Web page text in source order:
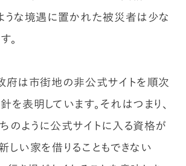
うな境遇に置かれた被災者は少な
。
府は市街地の非公式サイトを順次
を表明しています。それはつまり、
のように公式サイトに入る資格が
しい家を借りることもできない